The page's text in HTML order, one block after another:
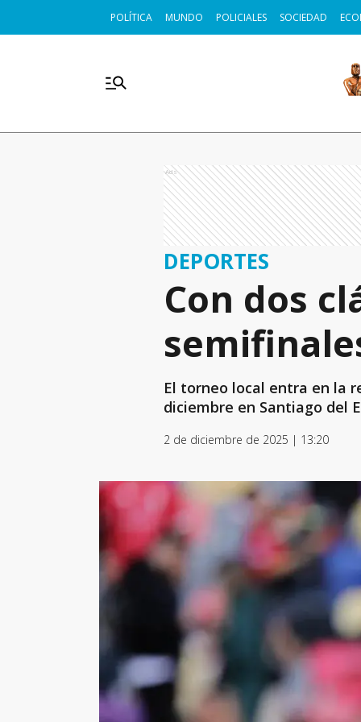
POLÍTICA MUNDO POLICIALES SOCIEDAD
Ads
DEPORTES
Con dos
El torneo local entra en la
diciembre en Santiago del
2 de diciembre de 2025 | 13:20